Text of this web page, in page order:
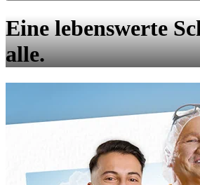
Eine lebenswerte
alle.